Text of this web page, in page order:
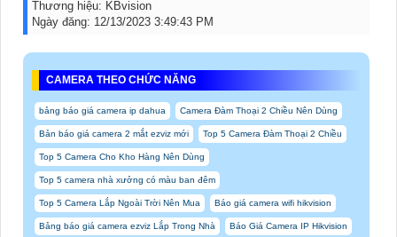
Thương hiệu: KBvision
Ngày đăng: 12/13/2023 3:49:43 PM
CAMERA THEO CHỨC NĂNG
bảng báo giá camera ip dahua Camera Đàm Thoại 2 Chiều Nên Dùng
Bản báo giá camera 2 mắt ezviz mới Top 5 Camera Đàm Thoại 2 Chiều
Top 5 Camera Cho Kho Hàng Nên Dùng
Top 5 camera nhà xưởng có màu ban đêm
Top 5 Camera Lắp Ngoài Trời Nên Mua Báo giá camera wifi hikvision
Bảng báo giá camera ezviz Lắp Trong Nhà Báo Giá Camera IP Hikvision